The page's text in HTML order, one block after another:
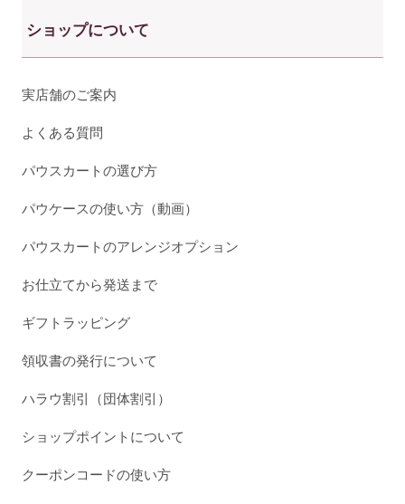
ショップについて
実店舗のご案内
よくある質問
パウスカートの選び方
パウケースの使い方（動画）
パウスカートのアレンジオプション
お仕立てから発送まで
ギフトラッピング
領収書の発行について
ハラウ割引（団体割引）
ショップポイントについて
クーポンコードの使い方